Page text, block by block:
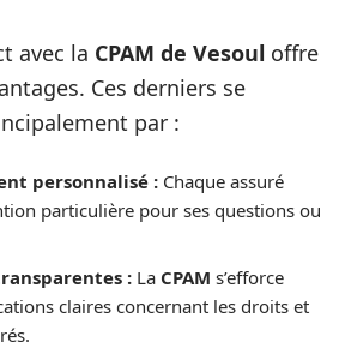
avec la CPAM de Vesoul offre
Ces derniers se
par :
personnalisé : Chaque assuré
particulière pour ses questions ou
: La CPAM s’efforce
claires concernant les droits et